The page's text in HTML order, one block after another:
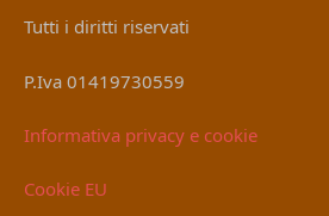
Tutti i diritti riservati
P.Iva 01419730559
Informativa privacy e cookie
Cookie EU